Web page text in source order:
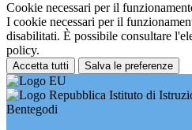
Cookie necessari per il
I cookie necessari per il
disabilitati. È possibile consultare
policy.
Accetta tutti Salva le preferenze
Istituto di
Bentegodi